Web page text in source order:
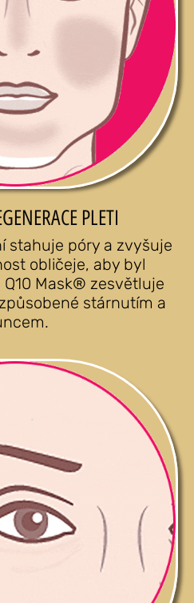
PLETI
stahuje póry a zvyšuje
obličeje, aby byl
Mask® zesvětluje
stárnutím a